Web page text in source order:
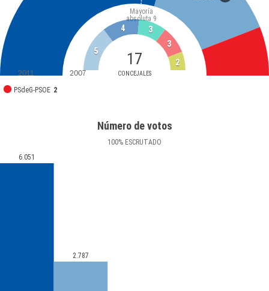
17
CONCEJALES
Mayoría
absoluta 9
PSdeG-PSOE 2
5
4
3
3
2
2011 2007
Número de votos
100% ESCRUTADO
6.051
2.787